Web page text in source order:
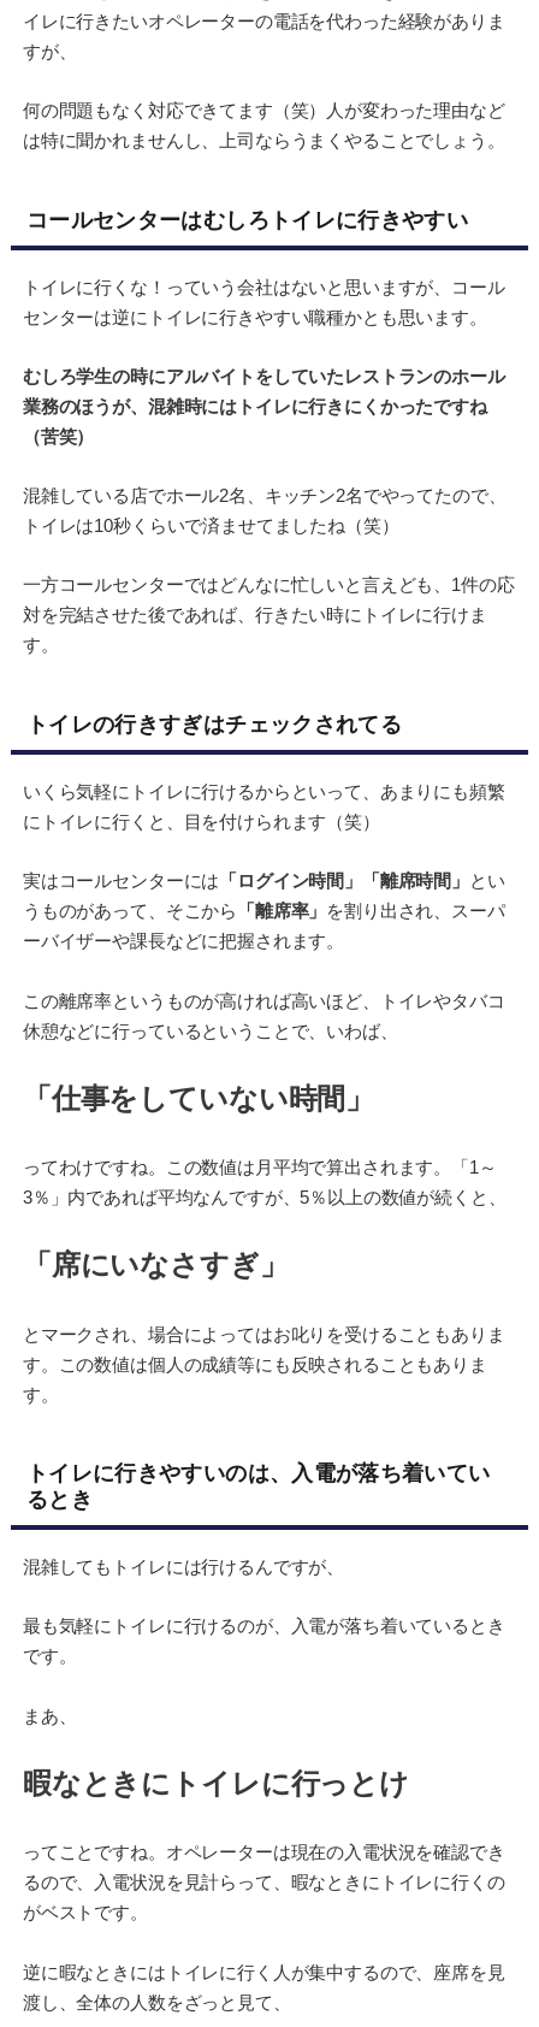
イレに行きたいオペレーターの電話を代わった経験がありま
すが、
何の問題もなく対応できてます（笑）人が変わった理由など
は特に聞かれませんし、上司ならうまくやることでしょう。
コールセンターはむしろトイレに行きやすい
トイレに行くな！っていう会社はないと思いますが、コール
センターは逆にトイレに行きやすい職種かとも思います。
むしろ学生の時にアルバイトをしていたレストランのホール
業務のほうが、混雑時にはトイレに行きにくかったですね
（苦笑）
混雑している店でホール2名、キッチン2名でやってたので、
トイレは10秒くらいで済ませてましたね（笑）
一方コールセンターではどんなに忙しいと言えども、1件の応
対を完結させた後であれば、行きたい時にトイレに行けま
す。
トイレの行きすぎはチェックされてる
いくら気軽にトイレに行けるからといって、あまりにも頻繁
にトイレに行くと、目を付けられます（笑）
実はコールセンターには 「ログイン時間」「離席時間」 とい
うものがあって、そこから
「離席率」 を割り出され、スーパ
ーバイザーや課長などに把握されます。
この離席率というものが高ければ高いほど、トイレやタバコ
休憩などに行っているということで、いわば、
「仕事をしていない時間」
ってわけですね。この数値は月平均で算出されます。「1～
3％」内であれば平均なんですが、5％以上の数値が続くと、
「席にいなさすぎ」
とマークされ、場合によってはお叱りを受けることもありま
す。この数値は個人の成績等にも反映されることもありま
す。
トイレに行きやすいのは、入電が落ち着いてい
るとき
混雑してもトイレには行けるんですが、
最も気軽にトイレに行けるのが、入電が落ち着いているとき
です。
まあ、
暇なときにトイレに行っとけ
ってことですね。オペレーターは現在の入電状況を確認でき
るので、入電状況を見計らって、暇なときにトイレに行くの
がベストです。
逆に暇なときにはトイレに行く人が集中するので、座席を見
渡し、全体の人数をざっと見て、